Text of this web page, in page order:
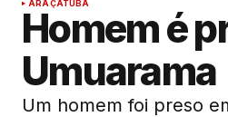
ARAÇATUBA
Homem é
Umuarama
Um homem foi preso